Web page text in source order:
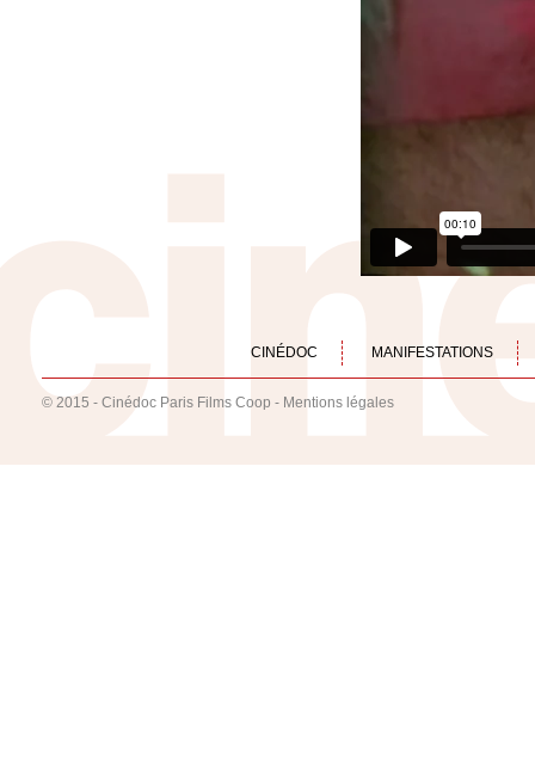
CINÉDOC MANIFESTATIONS
© 2015 - Cinédoc Paris Films Coop - Mentions légales